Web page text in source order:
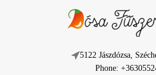
5122 Jászdózsa,
Phone: